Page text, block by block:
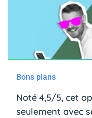
Bons plans
Noté 4,5/5, cet
seulement avec